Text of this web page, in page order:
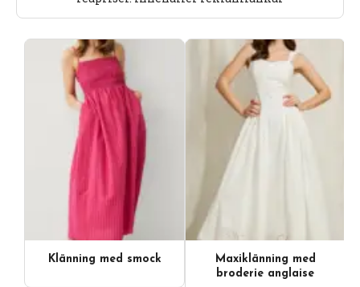
Klänning med smock
Maxiklänning med
broderie anglaise